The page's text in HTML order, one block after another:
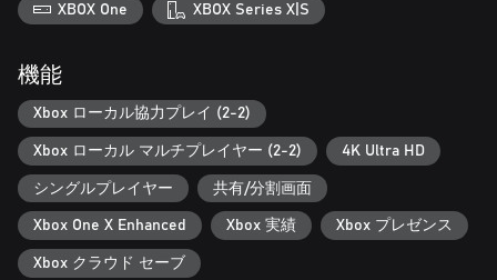
XBOX One XBOX Series X|S
機能
Xbox ローカル協力プレイ (2-2)
Xbox ローカル マルチプレイヤー (2-2) 4K Ultra HD
シングルプレイヤー 共有/分割画面
Xbox One X Enhanced Xbox 実績 Xbox プレゼンス
Xbox クラウド セーブ